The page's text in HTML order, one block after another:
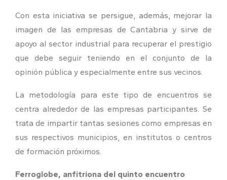
Con esta iniciativa se persigue, además, mejorar la
imagen de las empresas de Cantabria y sirve de
apoyo al sector industrial para recuperar el prestigio
que debe seguir teniendo en el conjunto de la
opinión pública y especialmente entre sus vecinos.
La metodología para este tipo de encuentros se
centra alrededor de las empresas participantes. Se
trata de impartir tantas sesiones como empresas en
sus respectivos municipios, en institutos o centros
de formación próximos.
Ferroglobe, anfitriona del quinto encuentro